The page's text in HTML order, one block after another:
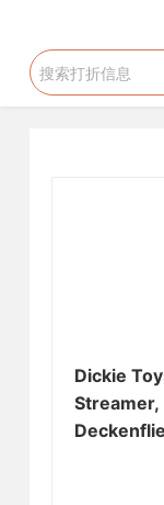
过
内
Dickie